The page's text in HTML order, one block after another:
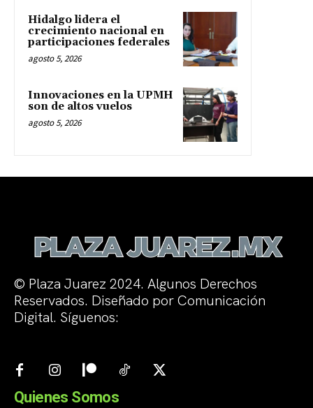
Hidalgo lidera el
crecimiento nacional en
participaciones federales
agosto 5, 2026
Innovaciones en la UPMH
son de altos vuelos
agosto 5, 2026
© Plaza Juarez 2024. Algunos Derechos
Reservados. Diseñado por Comunicación
Digital. Síguenos:
Quienes Somos